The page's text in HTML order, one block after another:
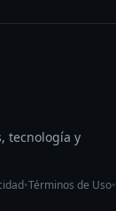
tecnología y
•Términos de Uso•